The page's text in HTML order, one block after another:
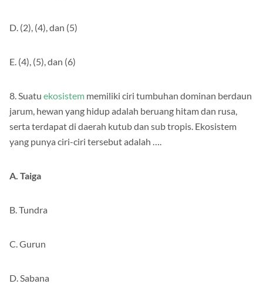
D. (2), (4), dan (5)
E. (4), (5), dan (6)
8. Suatu ekosistem memiliki ciri tumbuhan dominan berdaun
jarum, hewan yang hidup adalah beruang hitam dan rusa,
serta terdapat di daerah kutub dan sub tropis. Ekosistem
yang punya ciri-ciri tersebut adalah ….
A. Taiga
B. Tundra
C. Gurun
D. Sabana